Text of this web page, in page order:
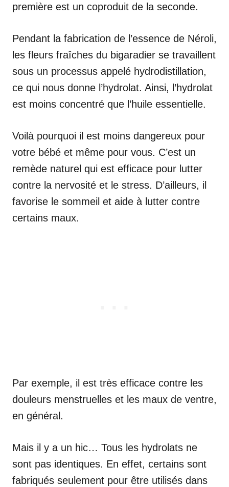
première est un coproduit de la seconde.
Pendant la fabrication de l’essence de Néroli,
les fleurs fraîches du bigaradier se travaillent
sous un processus appelé hydrodistillation,
ce qui nous donne l’hydrolat. Ainsi, l’hydrolat
est moins concentré que l’huile essentielle.
Voilà pourquoi il est moins dangereux pour
votre bébé et même pour vous. C’est un
remède naturel qui est efficace pour lutter
contre la nervosité et le stress. D’ailleurs, il
favorise le sommeil et aide à lutter contre
certains maux.
Par exemple, il est très efficace contre les
douleurs menstruelles et les maux de ventre,
en général.
Mais il y a un hic… Tous les hydrolats ne
sont pas identiques. En effet, certains sont
fabriqués seulement pour être utilisés dans